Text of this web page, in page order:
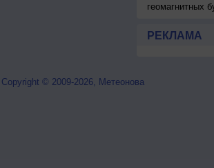
геомагнитных
РЕКЛАМА
Copyright © 2009-2026, Метеонова